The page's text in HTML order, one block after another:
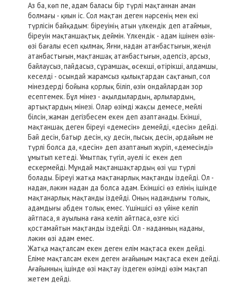
Аз ба, көп пе, адам баласы бір түрлі мақтаннан аман
болмағы - қиын іс. Сол мақтан деген нәрсенің мен екі
түрлісін байқадым: біреуінің атын үлкендік деп атаймын,
біреуін мақтаншақтық деймін. Үлкендік - адам ішінен өзін-
өзі бағалы есеп қылмақ. Яғни, надан атанбастығын, жеңіл
атанбастығын, мақтаншақ атанбастығын, әдепсіз, арсыз,
байлаусыз, пайдасыз, сұрамшақ, өсекші, өтірікші, алдамшы,
кеселді - осындай жарамсыз қылықтардан сақтанып, сол
мінездерді бойына қорлық біліп, өзін ондайлардан зор
есептемек. Бұл мінез - ақылдылардың, арлылардың,
артықтардың мінезі. Олар өзімді жақсы демесе, мейлі
білсін, жаман дегізбесем екен деп азаптанады. Екінші,
мақтаншақ деген біреуі «демесін» демейді, «десін» дейді.
Бай десін, батыр десін, қу десін, пысық десін, әрдайым не
түрлі болса да, «десін» деп азаптанып жүріп, «демесінді»
ұмытып кетеді. Ұмытпақ түгіл, әуелі іс екен деп
ескермейді. Мұндай мақтаншақтардың өзі үш түрлі
болады. Біреуі жатқа мақтанарлық мақтанды іздейді. Ол -
надан, ләкин надан да болса адам. Екіншісі өз елінің ішінде
мақтанарлық мақтанды іздейді. Оның надандығы толық,
адамдығы әбден толық емес. Үшіншісі өз үйіне келіп
айтпаса, я ауылына ғана келіп айтпаса, өзге кісі
қостамайтын мақтанды іздейді. Ол - наданның наданы,
ләкин өзі адам емес.
Жатқа мақталсам екен деген елім мақтаса екен дейді.
Еліме мақталсам екен деген ағайыным мақтаса екен дейді.
Ағайынның ішінде өзі мақтау іздеген өзімді өзім мақтап
жетем дейді.